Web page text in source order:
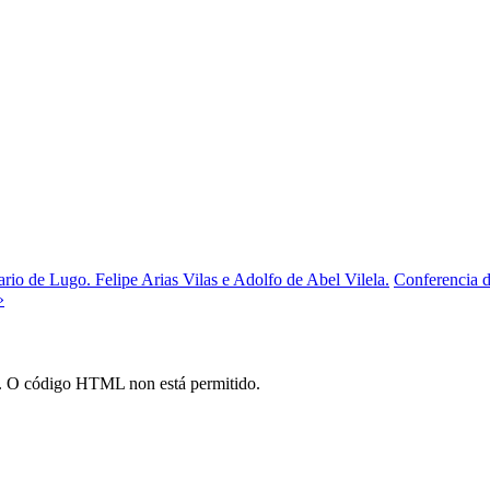
de Lugo. Felipe Arias Vilas e Adolfo de Abel Vilela. Conferencia
O código HTML non está permitido.